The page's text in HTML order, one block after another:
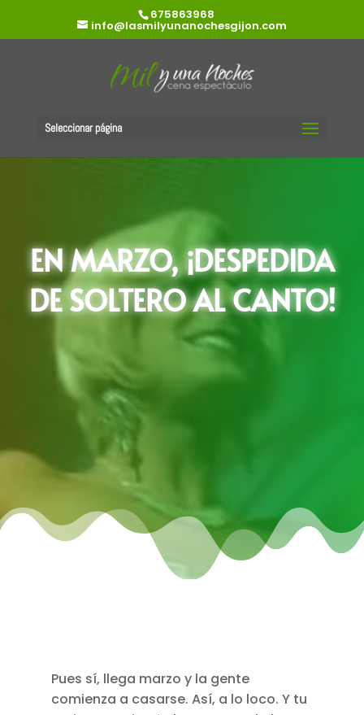
675863968
info@lasmilyunanochesgijon.com
Seleccionar página
EN MARZO, ¡DESPEDIDA
DE SOLTERO AL CANTO!
Pues sí, llega marzo y la gente
comienza a casarse. Así, a lo loco. Y tu